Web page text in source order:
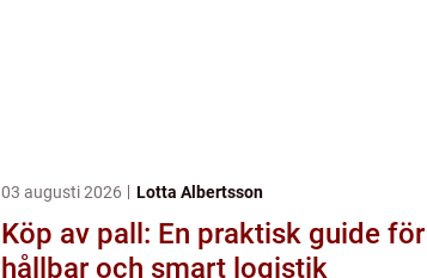
03 augusti 2026 Lotta Albertsson
Köp av pall: En praktisk guide för
hållbar och smart logistik